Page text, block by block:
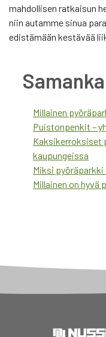
mahdollisen ratkaisun
niin autamme sinua
edistämään kestävää
Millainen
Puistonpenkit –
Kaksikerroksiset
kaupungeissa
Miksi
Millainen on hyvä